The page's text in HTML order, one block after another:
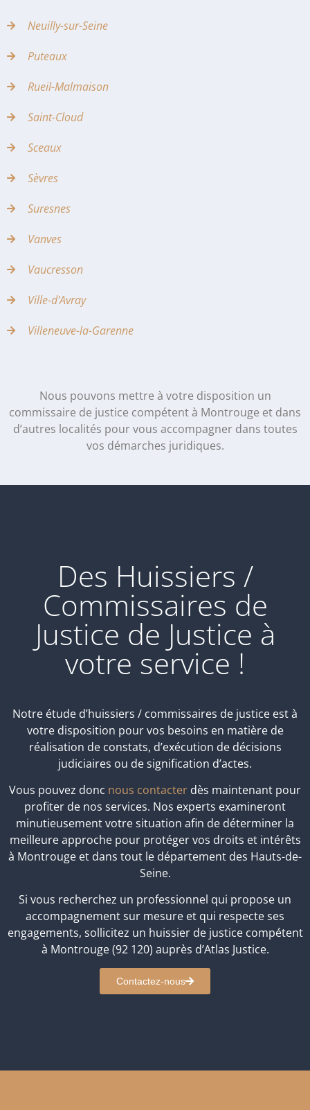
Neuilly-sur-Seine
Puteaux
Rueil-Malmaison
Saint-Cloud
Sceaux
Sèvres
Suresnes
Vanves
Vaucresson
Ville-d'Avray
Villeneuve-la-Garenne
Nous pouvons mettre à votre disposition un
commissaire de justice compétent à Montrouge et dans
d’autres localités pour vous accompagner dans toutes
vos démarches juridiques.
Des Huissiers /
Commissaires de
Justice de Justice à
votre service !
Notre étude d’huissiers / commissaires de justice est à
votre disposition pour vos besoins en matière de
réalisation de constats, d’exécution de décisions
judiciaires ou de signification d’actes.
Vous pouvez donc nous contacter dès maintenant pour
profiter de nos services. Nos experts examineront
minutieusement votre situation afin de déterminer la
meilleure approche pour protéger vos droits et intérêts
à Montrouge et dans tout le département des Hauts-de-
Seine.
Si vous recherchez un professionnel qui propose un
accompagnement sur mesure et qui respecte ses
engagements, sollicitez un huissier de justice compétent
à Montrouge (92 120) auprès d’Atlas Justice.
Contactez-nous